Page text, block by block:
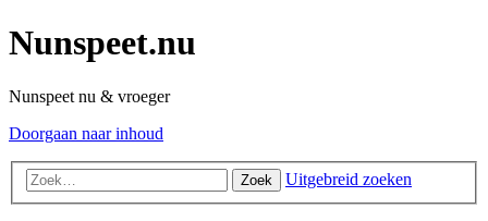
Nunspeet.nu
Nunspeet nu & vroeger
Doorgaan naar inhoud
Zoek Uitgebreid zoeken